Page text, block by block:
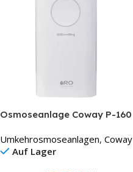
Osmoseanlage Coway P-160
Wasseraufbereitungsanlage
Wasserfilter
Umkehrosmoseanlagen, Coway
Auf Lager